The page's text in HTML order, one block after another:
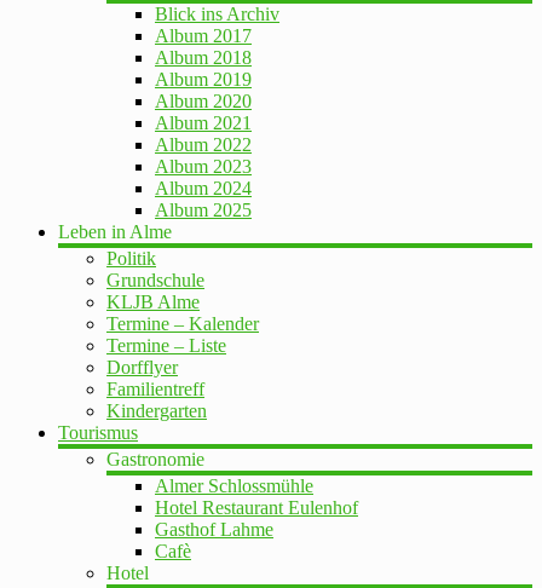
Blick ins Archiv
Album 2017
Album 2018
Album 2019
Album 2020
Album 2021
Album 2022
Album 2023
Album 2024
Album 2025
Leben in Alme
Politik
Grundschule
KLJB Alme
Termine – Kalender
Termine – Liste
Dorfflyer
Familientreff
Kindergarten
Tourismus
Gastronomie
Almer Schlossmühle
Hotel Restaurant Eulenhof
Gasthof Lahme
Cafè
Hotel